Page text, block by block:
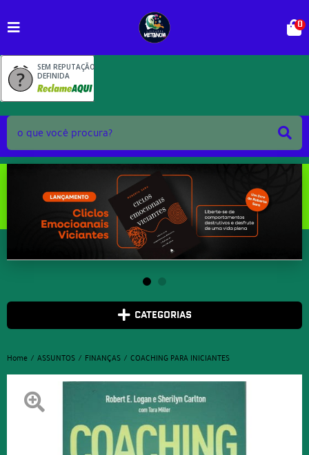
SEM REPUTAÇÃO
DEFINIDA
0
CATEGORIAS
Home ASSUNTOS FINANÇAS COACHING PARA INICIANTES